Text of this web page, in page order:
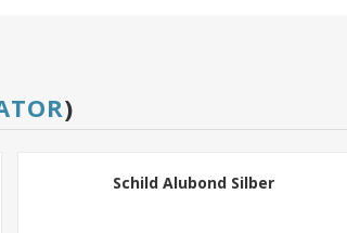
)
Schild Alubond Silber